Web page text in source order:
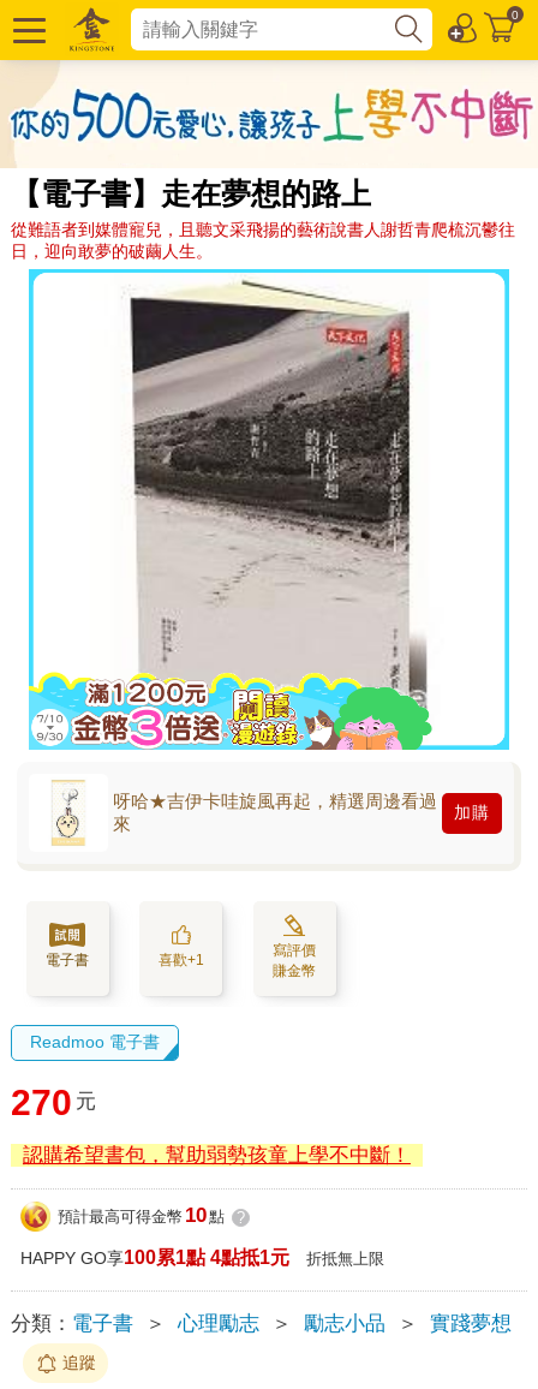
0
【電子書】走在夢想的路上
從難語者到媒體寵兒，且聽文采飛揚的藝術說書人謝哲青爬梳沉鬱往
日，迎向敢夢的破繭人生。
呀哈★吉伊卡哇旋風再起，精選周邊看過
來
加購
電子書 喜歡+1
寫評價
賺金幣
Readmoo 電子書
270 元
認購希望書包，幫助弱勢孩童上學不中斷！
預計最高可得金幣 10點 ?
HAPPY GO享100累1點 4點抵1元 折抵無上限
分類： 電子書 ＞ 心理勵志 ＞ 勵志小品 ＞ 實踐夢想
追蹤